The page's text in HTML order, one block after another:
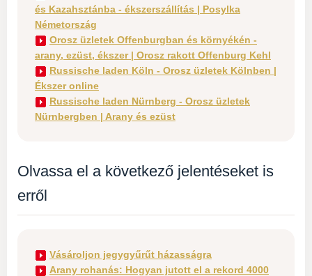
és Kazahsztánba - ékszerszállítás | Posylka
Németország
Orosz üzletek Offenburgban és környékén -
arany, ezüst, ékszer | Orosz rakott Offenburg Kehl
Russische laden Köln - Orosz üzletek Kölnben |
Ékszer online
Russische laden Nürnberg - Orosz üzletek
Nürnbergben | Arany és ezüst
Olvassa el a következő jelentéseket is
erről
Vásároljon jegygyűrűt házasságra
Arany rohanás: Hogyan jutott el a rekord 4000